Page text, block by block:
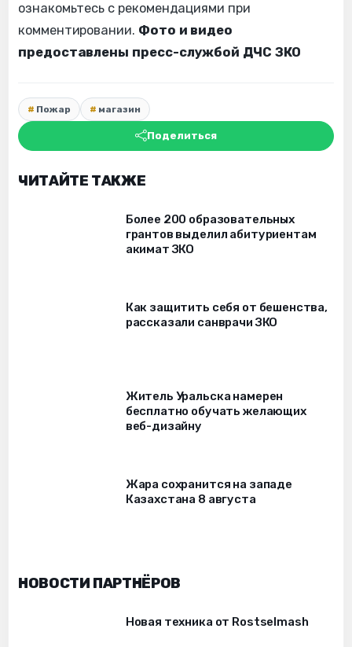
ознакомьтесь с рекомендациями при
комментировании. Фото и видео
предоставлены пресс-службой ДЧС ЗКО
Пожар магазин
Поделиться
ЧИТАЙТЕ ТАКЖЕ
Более 200 образовательных
грантов выделил абитуриентам
акимат ЗКО
Как защитить себя от бешенства,
рассказали санврачи ЗКО
Житель Уральска намерен
бесплатно обучать желающих
веб-дизайну
Жара сохранится на западе
Казахстана 8 августа
НОВОСТИ ПАРТНЁРОВ
Новая техника от Rostselmash